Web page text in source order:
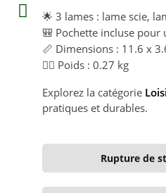
🌟 3 lames : lame scie,
🎒 Pochette incluse pour
📏 Dimensions : 11.6 x
🏋️‍♀️ Poids : 0.27 kg
Explorez la catégorie
pratiques et durables.
Rupture de